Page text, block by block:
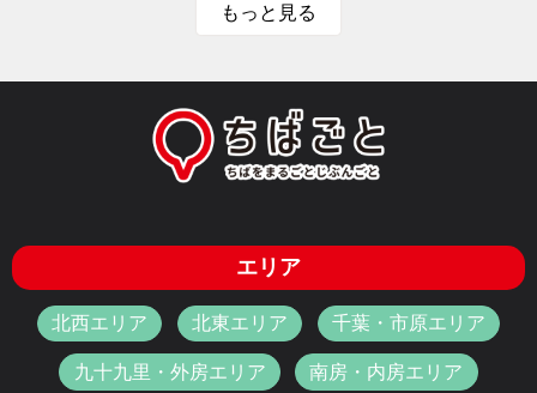
もっと見る
エリア
北西エリア 北東エリア 千葉・市原エリア
九十九里・外房エリア 南房・内房エリア